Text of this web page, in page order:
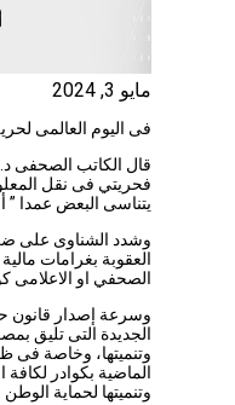
مايو 3, 2024
فى اليوم العالمى
قال الكاتب الصحفى
فحريتي فى نقل
يتناسى البعض عمدا ”
وشدد الشناوى على
العقوبة بغرامات
الصحفي او الاعلامى
وسرعة إصدار قانون
الجديدة التى تليق
وتنميتها، وخاصة فى
الماضية بكوادر
وتنميتها لحماية